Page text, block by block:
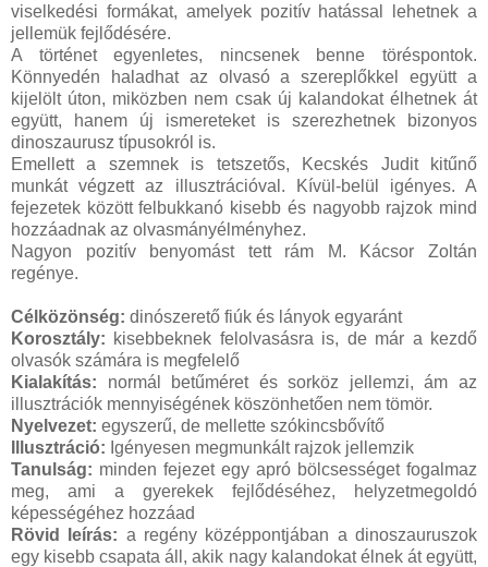
viselkedési formákat, amelyek pozitív hatással lehetnek a
jellemük fejlődésére.
A történet egyenletes, nincsenek benne töréspontok.
Könnyedén haladhat az olvasó a szereplőkkel együtt a
kijelölt úton, miközben nem csak új kalandokat élhetnek át
együtt, hanem új ismereteket is szerezhetnek bizonyos
dinoszaurusz típusokról is.
Emellett a szemnek is tetszetős, Kecskés Judit kitűnő
munkát végzett az illusztrációval. Kívül-belül igényes. A
fejezetek között felbukkanó kisebb és nagyobb rajzok mind
hozzáadnak az olvasmányélményhez.
Nagyon pozitív benyomást tett rám M. Kácsor Zoltán
regénye.
Célközönség: dinószerető fiúk és lányok egyaránt
Korosztály: kisebbeknek felolvasásra is, de már a kezdő
olvasók számára is megfelelő
Kialakítás: normál betűméret és sorköz jellemzi, ám az
illusztrációk mennyiségének köszönhetően nem tömör.
Nyelvezet: egyszerű, de mellette szókincsbővítő
Illusztráció: Igényesen megmunkált rajzok jellemzik
Tanulság: minden fejezet egy apró bölcsességet fogalmaz
meg, ami a gyerekek fejlődéséhez, helyzetmegoldó
képességéhez hozzáad
Rövid leírás: a regény középpontjában a dinoszauruszok
egy kisebb csapata áll, akik nagy kalandokat élnek át együtt,